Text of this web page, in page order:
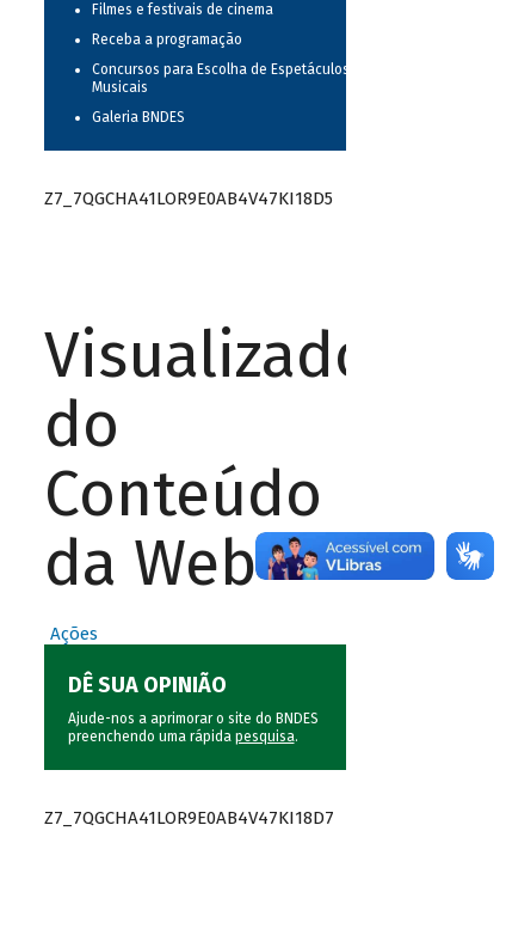
Filmes e festivais de cinema
Receba a programação
Concursos para Escolha de Espetáculos
Musicais
Galeria BNDES
Z7_7QGCHA41LOR9E0AB4V47KI18D5
Visualizador
do
Conteúdo
da Web
Ações
DÊ SUA OPINIÃO
Ajude-nos a aprimorar o site do BNDES
preenchendo uma rápida pesquisa.
Z7_7QGCHA41LOR9E0AB4V47KI18D7